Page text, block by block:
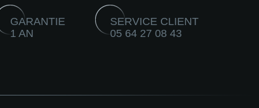
GARANTIE
1 AN
SERVICE CLIENT
05 64 27 08 43